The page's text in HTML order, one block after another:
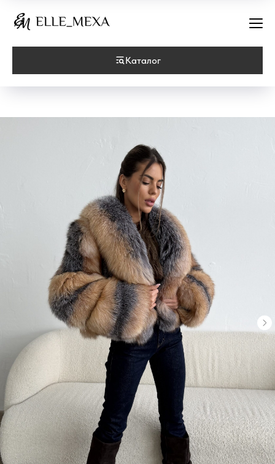
Каталог